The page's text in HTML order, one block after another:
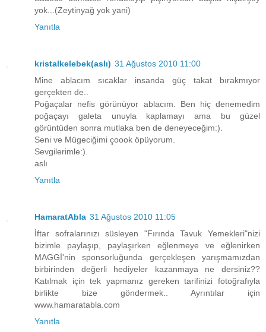
yok...(Zeytinyağ yok yani)
Yanıtla
kristalkelebek(aslı) 31 Ağustos 2010 11:00
Mine ablacım sıcaklar insanda güç takat bırakmıyor
gerçekten de..
Poğaçalar nefis görünüyor ablacım. Ben hiç denemedim
poğaçayı galeta unuyla kaplamayı ama bu güzel
görüntüden sonra mutlaka ben de deneyeceğim:).
Seni ve Mügeciğimi çoook öpüyorum.
Sevgilerimle:).
aslı
Yanıtla
HamaratAbla 31 Ağustos 2010 11:05
İftar sofralarınızı süsleyen "Fırında Tavuk Yemekleri"nizi
bizimle paylaşıp, paylaşırken eğlenmeye ve eğlenirken
MAGGİ'nin sponsorluğunda gerçekleşen yarışmamızdan
birbirinden değerli hediyeler kazanmaya ne dersiniz??
Katılmak için tek yapmanız gereken tarifinizi fotoğrafıyla
birlikte bize göndermek.. Ayrıntılar için
www.hamaratabla.com
Yanıtla